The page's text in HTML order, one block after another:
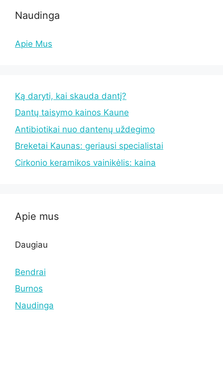
Naudinga
Apie Mus
Ką daryti, kai skauda dantį?
Dantų taisymo kainos Kaune
Antibiotikai nuo dantenų uždegimo
Breketai Kaunas: geriausi specialistai
Cirkonio keramikos vainikėlis: kaina
Apie mus
Daugiau
Bendrai
Burnos
Naudinga